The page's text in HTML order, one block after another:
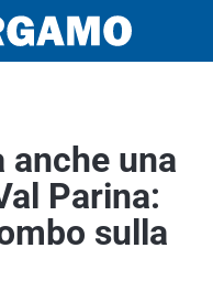
anche una
Parina:
sulla